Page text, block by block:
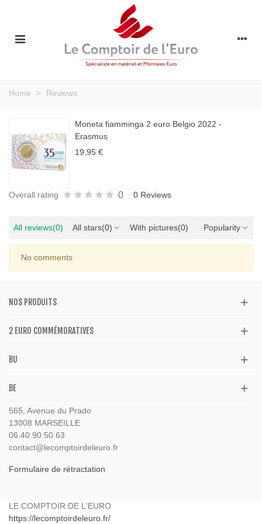
Home > Reviews
Moneta fiamminga 2 euro Belgio 2022 -
Erasmus
19,95 €
Overall rating 0 0 Reviews
All reviews(0) All stars(0) With pictures(0) Popularity
No comments
NOS PRODUITS
2 EURO COMMÉMORATIVES
BU
BE
565, Avenue du Prado
13008 MARSEILLE
06.40.90.50.63
contact@lecomptoirdeleuro.fr
Formulaire de rétractation
LE COMPTOIR DE L'EURO
https://lecomptoirdeleuro.fr/